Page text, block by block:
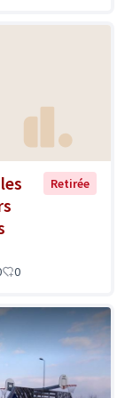
Retirée
0